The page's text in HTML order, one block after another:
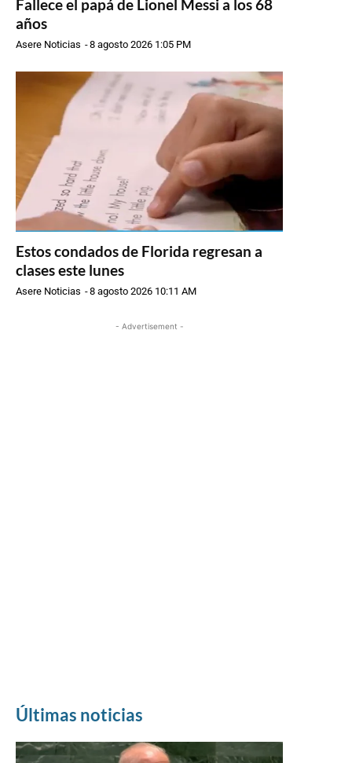
Fallece el papá de Lionel Messi a los 68
años
Asere Noticias -8 agosto 2026 1:05 PM
Estos condados de Florida regresan a
clases este lunes
Asere Noticias -8 agosto 2026 10:11 AM
- Advertisement -
Últimas noticias